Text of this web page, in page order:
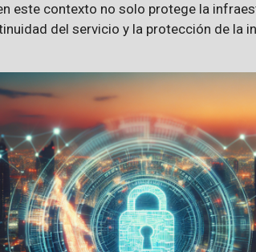
este contexto no solo protege la
del servicio y la protección de la